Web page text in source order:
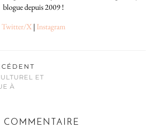
blogue depuis 2009 !
Twitter/X| Instagram
ET
À
COMMENTAIRE